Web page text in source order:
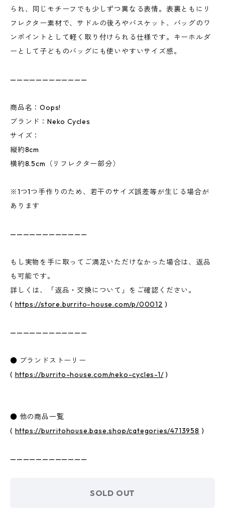
られ、同じモチーフでも少しずつ異なる表情。表裏ともにリ
フレクター素材で、サドルの後ろやバスケット、バッグのワ
ンポイントとして軽く取り付けられる仕様です。キーホルダ
ーとして子どものバッグにも使いやすいサイズ感。
————————————
商品名：Oops!
ブランド：Neko Cycles
サイズ：
縦約8cm
横約8.5cm（リフレクター部分）
※1つ1つ手作りのため、若干のサイズ誤差等が生じる場合が
あります
————————————
もし実物を手に取ってご満足いただけなかった場合は、返品
も可能です。
詳しくは、「返品・交換について」をご確認ください。
( https://store.burrito-house.com/p/00012 )
————————————
● ブランドストーリー
( https://burrito-house.com/neko-cycles-1/)
● 他の商品一覧
( https://burritohouse.base.shop/categories/4713958 )
————————————
SOLD OUT